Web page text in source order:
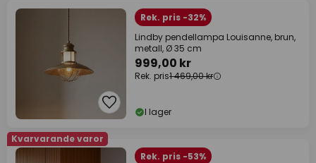
Rek. pris -32%
Lindby pendellampa Louisanne, brun,
metall, Ø 35 cm
999,00 kr
Rek. pris1 469,00 kr
I lager
Kvarvarande varor
Rek. pris -53%